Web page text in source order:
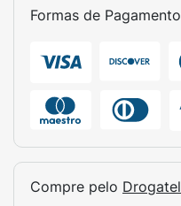
Formas de Pagamento
Compre pelo Drogatel